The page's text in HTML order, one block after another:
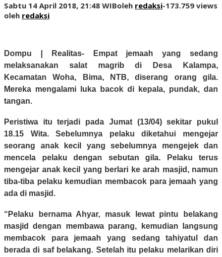
Sabtu 14 April 2018, 21:48 WIBoleh redaksi-173.759 views
oleh redaksi
Dompu | Realitas-Empat jemaah yang sedang
melaksanakan salat magrib di Desa Kalampa,
Kecamatan Woha, Bima, NTB, diserang orang gila.
Mereka mengalami luka bacok di kepala, pundak, dan
tangan.
Peristiwa itu terjadi pada Jumat (13/04) sekitar pukul
18.15 Wita. Sebelumnya pelaku diketahui mengejar
seorang anak kecil yang sebelumnya mengejek dan
mencela pelaku dengan sebutan gila. Pelaku terus
mengejar anak kecil yang berlari ke arah masjid, namun
tiba-tiba pelaku kemudian membacok para jemaah yang
ada di masjid.
“Pelaku bernama Ahyar, masuk lewat pintu belakang
masjid dengan membawa parang, kemudian langsung
membacok para jemaah yang sedang tahiyatul dan
berada di saf belakang. Setelah itu pelaku melarikan diri